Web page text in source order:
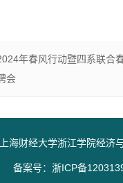
年春风行动暨四系联合
会
海财经大学浙江学院经
备案号： 浙ICP备